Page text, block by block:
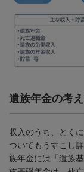
遺族年金の考
収入のうち、とく
ついてもうすこし
族年金には「遺族